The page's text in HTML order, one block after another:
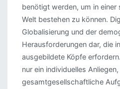
benötigt werden, um in
Welt bestehen zu können.
Globalisierung und der
Herausforderungen dar, die
ausgebildete Köpfe
nur ein individuelles
gesamtgesellschaftliche